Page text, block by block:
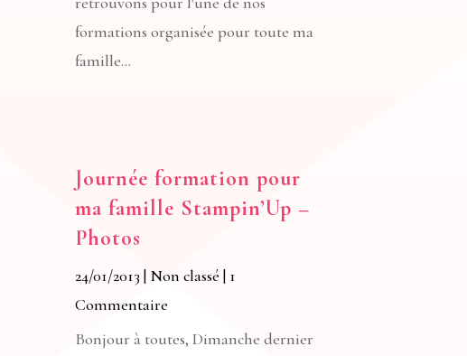
formations organisée pour toute ma
famille...
Journée formation pour
ma famille Stampin’Up –
Photos
24/01/2013 | Non classé | 1
Commentaire
Bonjour à toutes, Dimanche dernier